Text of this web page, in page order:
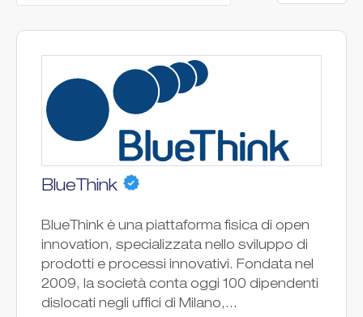
BlueThink
BlueThink è una piattaforma fisica di open
innovation, specializzata nello sviluppo di
prodotti e processi innovativi. Fondata nel
2009, la società conta oggi 100 dipendenti
dislocati negli uffici di Milano,...